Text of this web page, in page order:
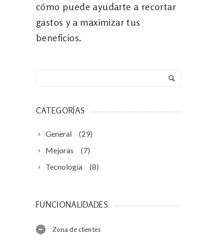
cómo puede ayudarte a recortar
gastos y a maximizar tus
beneficios.
CATEGORÍAS
General
(29)
Mejoras
(7)
Tecnología
(8)
FUNCIONALIDADES
Zona de clientes